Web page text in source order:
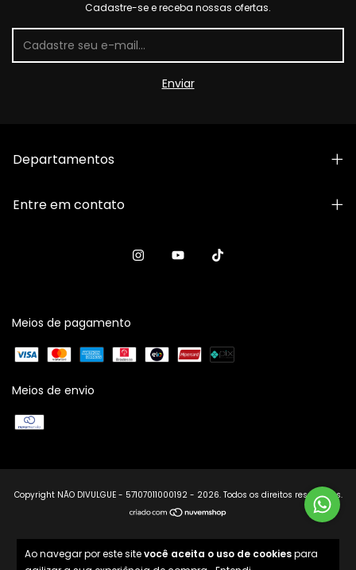
Ao navegar por este sitevocê aceita o uso de cookiespara
Cadastre-se e receba nossas ofertas.
Departamentos
Entre em contato
Meios de pagamento
Meios de envio
Copyright NÃO DIVULGUE - 57107011000192 - 2026. Todos os direitos reservados.